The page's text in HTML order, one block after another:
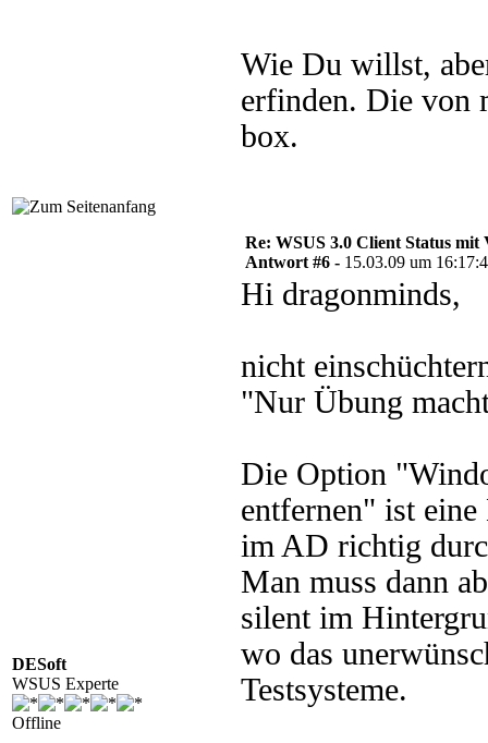
Wie Du willst,
erfinden. Die von
box.
DESoft
WSUS Experte
Offline
Re: WSUS 3.0 Client Status
Antwort #6 - 15.03.09 um
Hi dragonminds,
nicht
"Nur Übung
Die Option
entfernen" ist
im AD richtig
Man muss dann
silent im
wo das
Testsysteme.